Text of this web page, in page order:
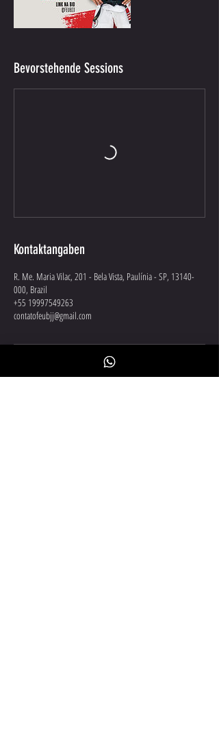
Bevorstehende Sessions
Kontaktangaben
R. Me. Maria Vilac, 201 - Bela Vista, Paulínia - SP, 13140-
000, Brazil
+55 19997549263
contatofeubjj@gmail.com